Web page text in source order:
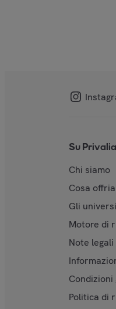
Su Privalia
Chi siamo
Cosa
Gli
Motore di
Note legali
Politica di